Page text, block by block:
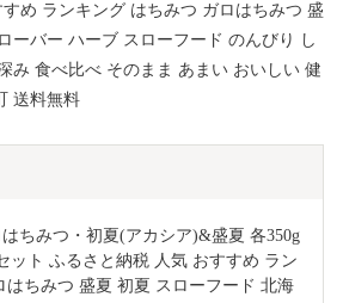
め ランキング はちみつ ガロはちみつ 盛
ーバー ハーブ スローフード のんびり し
み 食べ比べ そのまま あまい おいしい 健
送料無料
ちみつ・初夏(アカシア)&盛夏 各350g
ット ふるさと納税 人気 おすすめ ラン
はちみつ 盛夏 初夏 スローフード 北海